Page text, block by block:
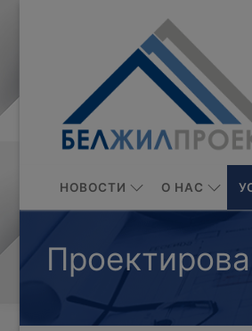
НОВОСТИ О НАС